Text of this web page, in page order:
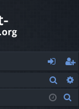
n
m
eg
ist